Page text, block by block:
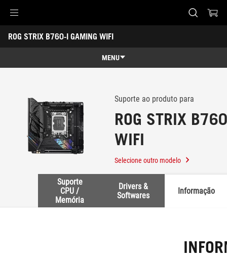
Accessibility links
Pular para o conteúdo
Acessibilidade
Saltar para o Menu
ASUS Footer
ROG STRIX B760-I GAMING WIFI
-
MENU
Recursos
Especificações técnicas
Prêmios
Galeria
Suporte ao produto para
ROG STRIX
WIFI
Selecione outro modelo
Suporte
CPU /
Memória
Drivers &
Softwares
Informação